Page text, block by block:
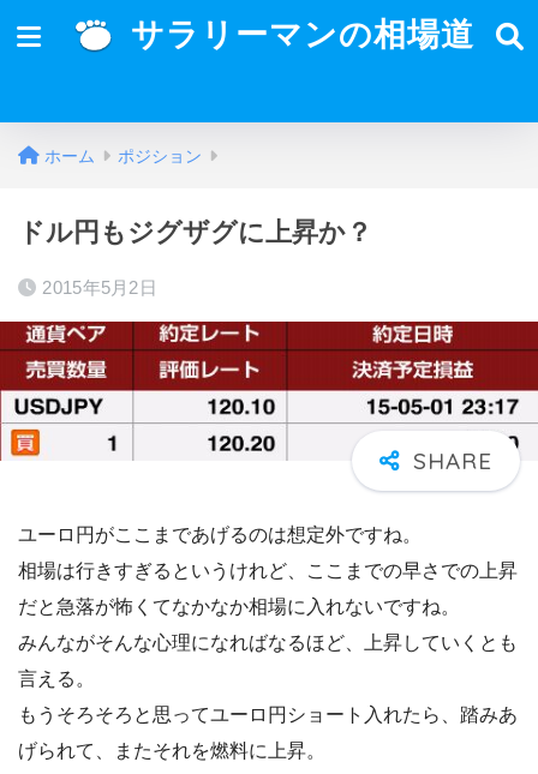
サラリーマンの相場道
ホーム ポジション
ドル円もジグザグに上昇か？
2015年5月2日
ユーロ円がここまであげるのは想定外ですね。
相場は行きすぎるというけれど、ここまでの早さでの上昇
だと急落が怖くてなかなか相場に入れないですね。
みんながそんな心理になればなるほど、上昇していくとも
言える。
もうそろそろと思ってユーロ円ショート入れたら、踏みあ
げられて、またそれを燃料に上昇。